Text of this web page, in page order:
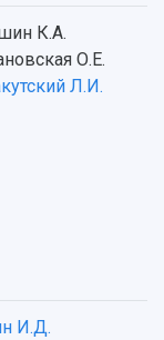
К.А.
О.Е.
Л.И.
И.Д.